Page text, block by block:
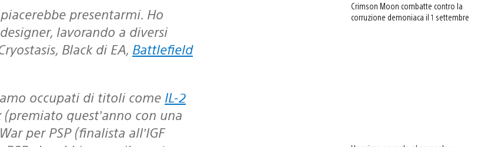
lavorando a diversi
Black di EA, Battlefield
occupati di titoli come IL-2
quest’anno con una
per PSP (finalista all’IGF
Crimson Moon combatte contro la
corruzione demoniaca il 1 settembre